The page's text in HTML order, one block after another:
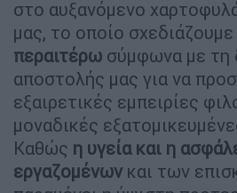
στο αυξανόμενο
μας, το οποίο σχεδιάζουμε
περαιτέρω σύμφωνα με τη
αποστολής μας για να
εξαιρετικές εμπειρίες
μοναδικές
Καθώς η υγεία και η
εργαζομένων και των